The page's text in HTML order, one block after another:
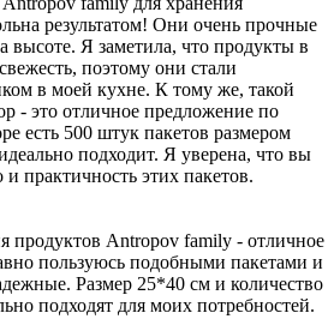
результатом! Они очень прочные
высоте. Я заметила, что продукты в
поэтому они стали
в моей кухне. К тому же, такой
- это отличное предложение по
есть 500 штук пакетов размером
подходит. Я уверена, что вы
практичность этих пакетов.
продуктов Antropov family - отличное
пользуюсь подобными пакетами и
Размер 25*40 см и количество
подходят для моих потребностей.